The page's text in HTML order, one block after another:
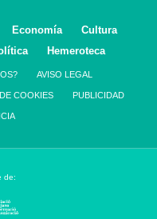
Economía
Cultura
Hemeroteca
AVISO LEGAL
COOKIES PUBLICIDAD
de: